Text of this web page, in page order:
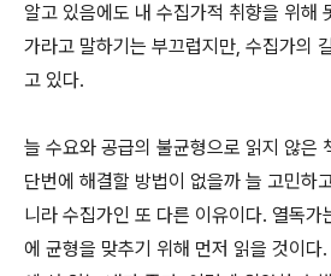
알고 있음에도 내 수집가적 취향을 위해
가라고 말하기는 부끄럽지만, 수집가의
고 있다.
늘 수요와 공급의 불균형으로 읽지 않은
단번에 해결할 방법이 없을까 늘 고민하
니라 수집가인 또 다른 이유이다. 열독가
에 균형을 맞추기 위해 먼저 읽을 것이다